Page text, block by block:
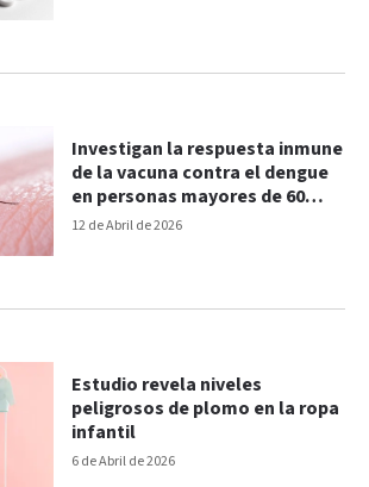
12 de Abril de 2026
Investigan la respuesta inmune
de la vacuna contra el dengue
en personas mayores de 60
años
6 de Abril de 2026
Estudio revela niveles
peligrosos de plomo en la ropa
infantil